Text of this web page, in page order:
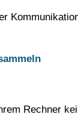
Rechner